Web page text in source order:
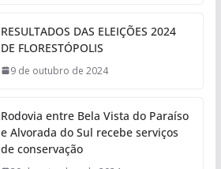
RESULTADOS DAS ELEIÇÕES 2024
DE FLORESTÓPOLIS
9 de outubro de 2024
Rodovia entre Bela Vista do Paraíso
e Alvorada do Sul recebe serviços
de conservação